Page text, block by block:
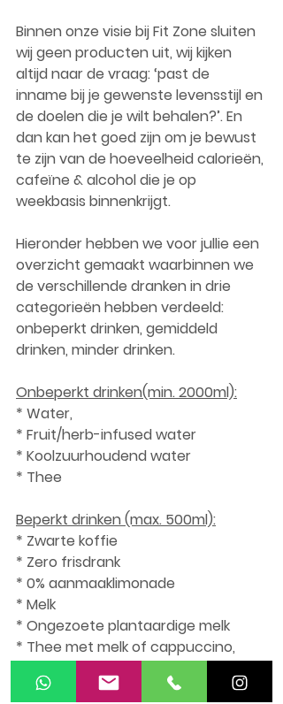
Binnen onze visie bij Fit Zone sluiten
wij geen producten uit, wij kijken
altijd naar de vraag: ‘past de
inname bij je gewenste levensstijl en
de doelen die je wilt behalen?’. En
dan kan het goed zijn om je bewust
te zijn van de hoeveelheid calorieën,
cafeïne & alcohol die je op
weekbasis binnenkrijgt.
Hieronder hebben we voor jullie een
overzicht gemaakt waarbinnen we
de verschillende dranken in drie
categorieën hebben verdeeld:
onbeperkt drinken, gemiddeld
drinken, minder drinken.
Onbeperkt drinken(min. 2000ml):
* Water,
* Fruit/herb-infused water
* Koolzuurhoudend water
* Thee
Beperkt drinken (max. 500ml):
* Zwarte koffie
* Zero frisdrank
* 0% aanmaaklimonade
* Melk
* Ongezoete plantaardige melk
* Thee met melk of cappuccino,
Houdt bij koffie (en thee) wel